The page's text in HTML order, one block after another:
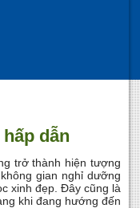
dẫn
trở thành hiện tượng
gian nghỉ dưỡng
xinh đẹp. Đây cũng là
khi đang hướng đến